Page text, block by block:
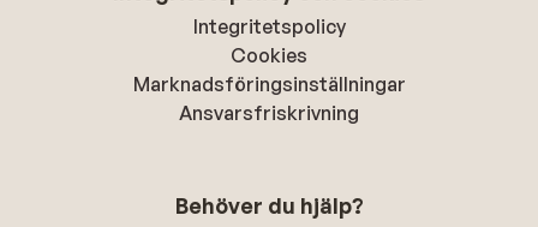
Integritetspolicy
Cookies
Marknadsföringsinställningar
Ansvarsfriskrivning
Behöver du hjälp?